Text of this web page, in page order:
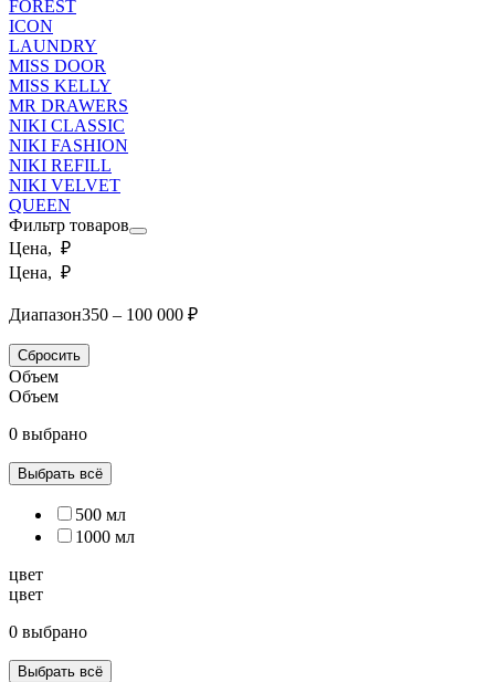
FOREST
ICON
LAUNDRY
MISS DOOR
MISS KELLY
MR DRAWERS
NIKI CLASSIC
NIKI FASHION
NIKI REFILL
NIKI VELVET
QUEEN
Фильтр товаров
Цена, ₽
Цена, ₽
Диапазон350 – 100 000 ₽
Сбросить
Объем
Объем
0 выбрано
Выбрать всё
500 мл
1000 мл
цвет
цвет
0 выбрано
Выбрать всё